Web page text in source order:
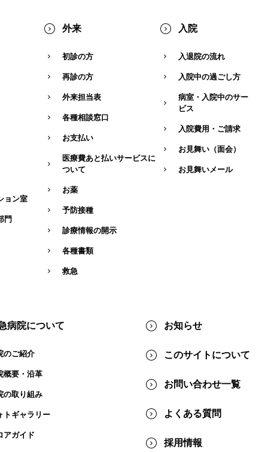
ョン室
門
外来
初診の方
再診の方
外来担当表
各種相談窓口
お支払い
医療費あと払いサービスに
ついて
お薬
予防接種
診療情報の開示
各種書類
救急
入院
入退院の流れ
入院中の過ごし方
病室・入院中のサー
ビス
入院費用・ご請求
お見舞い（面会）
お見舞いメール
病院について
のご紹介
概要・沿⾰
の取り組み
トギャラリー
アガイド
お知らせ
このサイトについて
お問い合わせ一覧
よくある質問
採用情報